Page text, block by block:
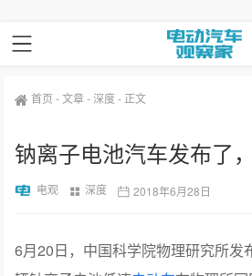
首页 -文章-深度- 正文
钠离子电池汽车发布了
电观 深度 2018年6月28日
6月20日，中国科学院物理研究所发